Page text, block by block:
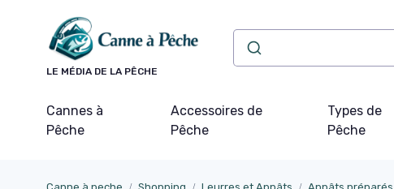
LE MÉDIA DE LA PÊCHE
Cannes à
Pêche
Accessoires de
Pêche
Types de
Pêche